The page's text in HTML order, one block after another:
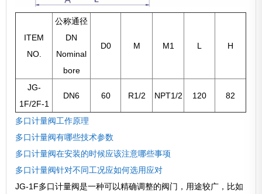
ITEM
NO.
公称通径
DN
Nominal
bore
D0 M M1 L H
JG-
1F/2F-1
DN6 60 R1/2 NPT1/2 120 82
多口计量阀工作原理
多口计量阀有哪些技术参数
多口计量阀在安装的时候应该注意哪些事项
多口计量阀针对不同工况应如何选用应对
JG-1F多口计量阀是一种可以精确调整的阀门，用途较广，比如